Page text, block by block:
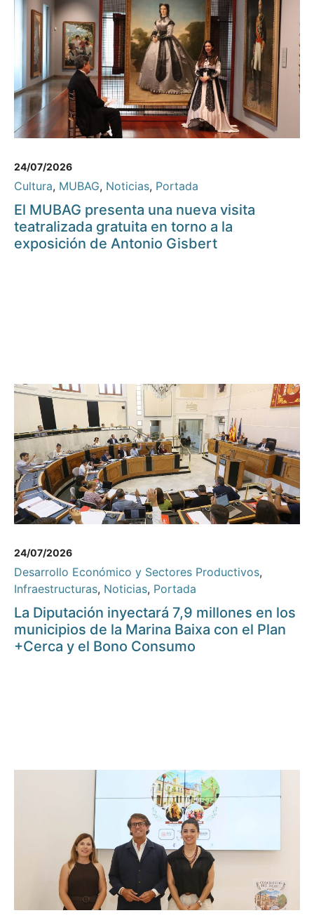
24/07/2026
Cultura, MUBAG, Noticias, Portada
El MUBAG presenta una nueva visita
teatralizada gratuita en torno a la
exposición de Antonio Gisbert
24/07/2026
Desarrollo Económico y Sectores Productivos,
Infraestructuras, Noticias, Portada
La Diputación inyectará 7,9 millones en los
municipios de la Marina Baixa con el Plan
+Cerca y el Bono Consumo